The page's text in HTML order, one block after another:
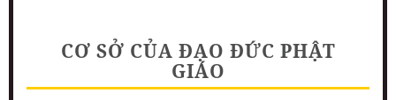
CƠ SỞ CỦA ĐẠO ĐỨC PHẬT
GIÁO